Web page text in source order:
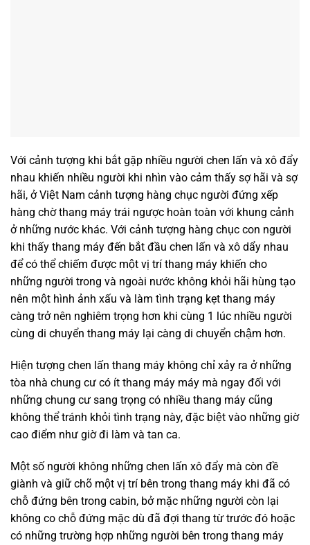
Với cảnh tượng khi bắt gặp nhiều người chen lấn và xô đẩy
nhau khiến nhiều người khi nhìn vào cảm thấy sợ hãi và sợ
hãi, ở Việt Nam cảnh tượng hàng chục người đứng xếp
hàng chờ thang máy trái ngược hoàn toàn với khung cảnh
ở những nước khác. Với cảnh tượng hàng chục con người
khi thấy thang máy đến bắt đầu chen lấn và xô dẩy nhau
để có thể chiếm được một vị trí thang máy khiến cho
những người trong và ngoài nước không khỏi hãi hùng tạo
nên một hình ảnh xấu và làm tình trạng kẹt thang máy
càng trở nên nghiêm trọng hơn khi cùng 1 lúc nhiều người
cùng di chuyển thang máy lại càng di chuyển chậm hơn.
Hiện tượng chen lấn thang máy không chỉ xảy ra ở những
tòa nhà chung cư có ít thang máy máy mà ngay đối với
những chung cư sang trọng có nhiều thang máy cũng
không thể tránh khỏi tình trạng này, đặc biệt vào những giờ
cao điểm như giờ đi làm và tan ca.
Một số người không những chen lấn xô đẩy mà còn đề
giành và giữ chõ một vị trí bên trong thang máy khi đã có
chỗ đứng bên trong cabin, bở mặc những người còn lại
không co chỗ đứng mặc dù đã đợi thang từ trước đó hoặc
có những trường hợp những người bên trong thang máy